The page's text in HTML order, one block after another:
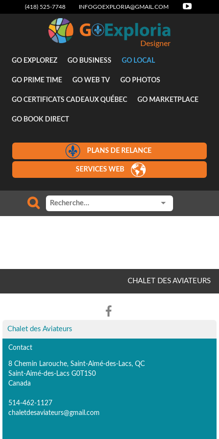
(418) 525-7748 INFOGOEXPLORIA@GMAIL.COM
Designer
GO EXPLOREZ GO BUSINESS GO LOCAL
GO PRIME TIME GO WEB TV GO PHOTOS
GO CERTIFICATS CADEAUX QUÉBEC GO MARKETPLACE
GO BOOK DIRECT
PLANS DE RELANCE
SERVICES WEB
CHALET DES AVIATEURS
Chalet des Aviateurs
Contact
8 Chemin Larouche, Saint-Aimé-des-Lacs, QC
Saint-Aimé-des-Lacs G0T1S0
Canada
514-462-1127
chaletdesaviateurs@gmail.com